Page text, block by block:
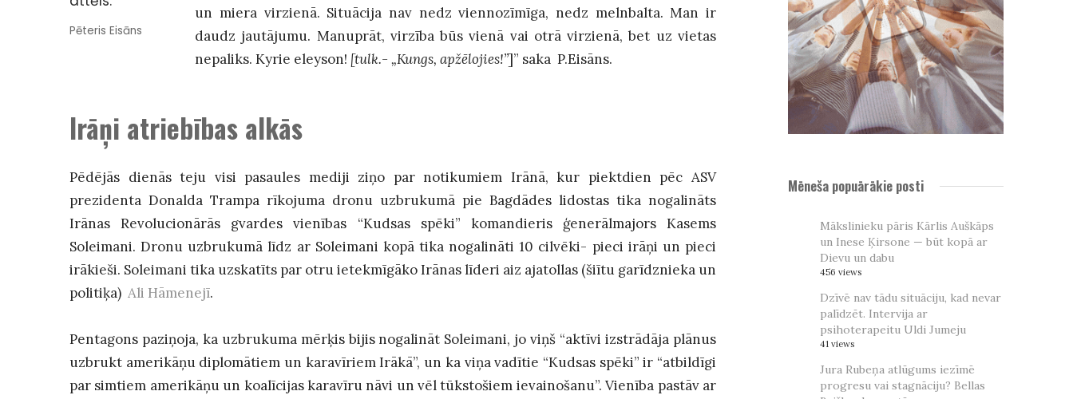
Pēteris Eisāns
un miera virzienā. Situācija nav nedz viennozīmīga, nedz melnbalta. Man ir
daudz jautājumu. Manuprāt, virzība būs vienā vai otrā virzienā, bet uz vietas
nepaliks. Kyrie eleyson! [tulk.- „Kungs, apžēlojies!”]” saka P.Eisāns.
Irāņi atriebības alkās
Pēdējās dienās teju visi pasaules mediji ziņo par notikumiem Irānā, kur piektdien pēc ASV
prezidenta Donalda Trampa rīkojuma dronu uzbrukumā pie Bagdādes lidostas tika nogalināts
Irānas Revolucionārās gvardes vienības “Kudsas spēki” komandieris ģenerālmajors Kasems
Soleimani. Dronu uzbrukumā līdz ar Soleimani kopā tika nogalināti 10 cilvēki- pieci irāņi un pieci
irākieši. Soleimani tika uzskatīts par otru ietekmīgāko Irānas līderi aiz ajatollas (šiītu garīdznieka un
politiķa) Ali Hāmenejī.
Pentagons paziņoja, ka uzbrukuma mērķis bijis nogalināt Soleimani, jo viņš “aktīvi izstrādāja plānus
uzbrukt amerikāņu diplomātiem un karavīriem Irākā”, un ka viņa vadītie “Kudsas spēki” ir “atbildīgi
par simtiem amerikāņu un koalīcijas karavīru nāvi un vēl tūkstošiem ievainošanu”. Vienība pastāv ar
Mēneša popuārākie posti
Mākslinieku pāris Kārlis Auškāps
un Inese Ķirsone — būt kopā ar
Dievu un dabu
456 views
Dzīvē nav tādu situāciju, kad nevar
palīdzēt. Intervija ar
psihoterapeitu Uldi Jumeju
41 views
Jura Rubeņa atlūgums iezīmē
progresu vai stagnāciju? Bellas